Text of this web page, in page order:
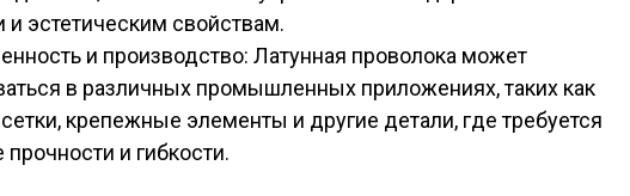
и эстетическим свойствам.
и производство: Латунная проволока может
в различных промышленных приложениях, таких как
крепежные элементы и другие детали, где требуется
прочности и гибкости.